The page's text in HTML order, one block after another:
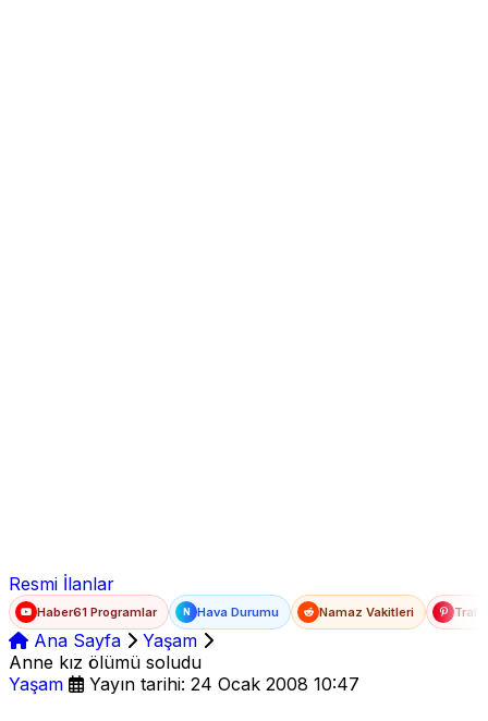
Resmi İlanlar
Haber61 Programlar N Hava Durumu Namaz Vakitleri
Ana Sayfa
Yaşam
Anne kız ölümü soludu
Yaşam
Yayın tarihi: 24 Ocak 2008 10:47